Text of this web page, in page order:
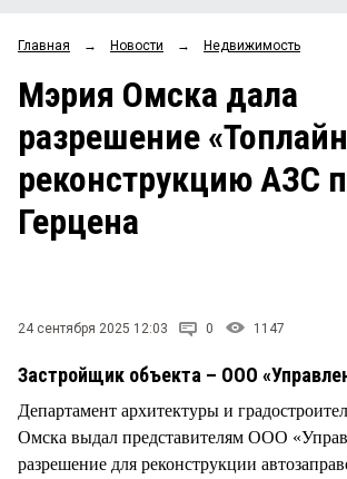
ОБЩЕСТВО
ЗАКОН
НОВОСТИ КОМПАНИЙ
Мнения
Блоги
Архив
Главная → Новости → Недвижимость
Мэрия Омска дала
разрешение
реконструкцию АЗС
Герцена
24 сентября 2025 12:03 0 1147
Застройщик объекта – ООО
Департамент архитектуры и
Омска выдал представителям ООО
разрешение для реконструкции